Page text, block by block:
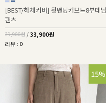
[BEST/하체커버] 뒷밴딩커브드8부데님
팬츠
39,900원 / 33,900원
리뷰 : 0
15%